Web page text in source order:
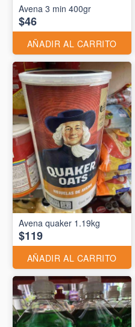
Avena 3 min 400gr
$46
AÑADIR AL CARRITO
Avena quaker 1.19kg
$119
AÑADIR AL CARRITO